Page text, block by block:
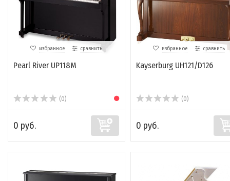
избранное сравнить
Pearl River UP118M
(0)
0 руб.
избранное сравнить
Kayserburg UH121/D126
(0)
0 руб.